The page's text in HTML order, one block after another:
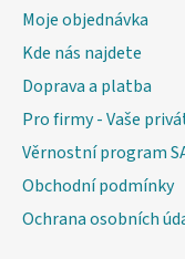
Moje objednávka
Kde nás najdete
Doprava a platba
Pro firmy - Vaše
Věrnostní program
Obchodní podmínky
Ochrana osobních